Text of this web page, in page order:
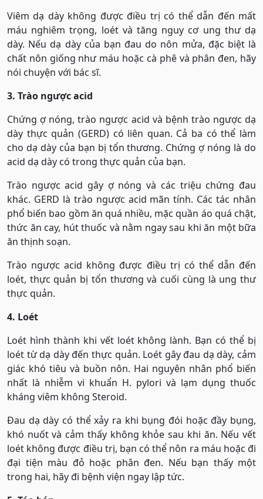
Viêm dạ dày không được điều trị có thể dẫn đến mất
máu nghiêm trọng, loét và tăng nguy cơ ung thư dạ
dày. Nếu dạ dày của bạn đau do nôn mửa, đặc biệt là
chất nôn giống như máu hoặc cà phê và phân đen, hãy
nói chuyện với bác sĩ.
3. Trào ngược acid
Chứng ợ nóng, trào ngược acid và bệnh trào ngược dạ
dày thực quản (GERD) có liên quan. Cả ba có thể làm
cho dạ dày của bạn bị tổn thương. Chứng ợ nóng là do
acid dạ dày có trong thực quản của bạn.
Trào ngược acid gây ợ nóng và các triệu chứng đau
khác. GERD là trào ngược acid mãn tính. Các tác nhân
phổ biến bao gồm ăn quá nhiều, mặc quần áo quá chật,
thức ăn cay, hút thuốc và nằm ngay sau khi ăn một bữa
ăn thịnh soạn.
Trào ngược acid không được điều trị có thể dẫn đến
loét, thực quản bị tổn thương và cuối cùng là ung thư
thực quản.
4. Loét
Loét hình thành khi vết loét không lành. Bạn có thể bị
loét từ dạ dày đến thực quản. Loét gây đau dạ dày, cảm
giác khó tiêu và buồn nôn. Hai nguyên nhân phổ biến
nhất là nhiễm vi khuẩn H. pylori và lạm dụng thuốc
kháng viêm không Steroid.
Đau dạ dày có thể xảy ra khi bụng đói hoặc đầy bụng,
khó nuốt và cảm thấy không khỏe sau khi ăn. Nếu vết
loét không được điều trị, bạn có thể nôn ra máu hoặc đi
đại tiện màu đỏ hoặc phân đen. Nếu bạn thấy một
trong hai, hãy đi bệnh viện ngay lập tức.